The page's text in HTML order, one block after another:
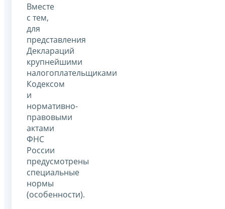
Вместе
с тем,
для
представления
Деклараций
крупнейшими
налогоплательщиками
Кодексом
и
нормативно-
правовыми
актами
ФНС
России
предусмотрены
специальные
нормы
(особенности).